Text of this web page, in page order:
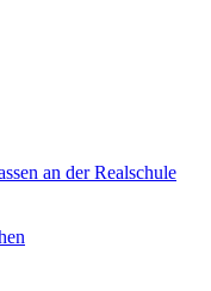
an der Realschule